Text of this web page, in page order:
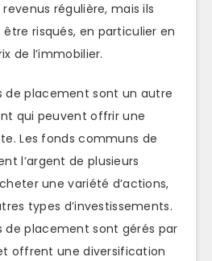
régulière, mais ils
risqués, en particulier en
de l’immobilier.
de placement sont un autre
qui peuvent offrir une
Les fonds communs de
l’argent de plusieurs
une variété d’actions,
types d’investissements.
de placement sont gérés par
offrent une diversification